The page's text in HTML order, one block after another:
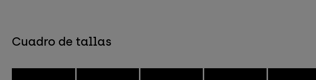
Cuadro de tallas